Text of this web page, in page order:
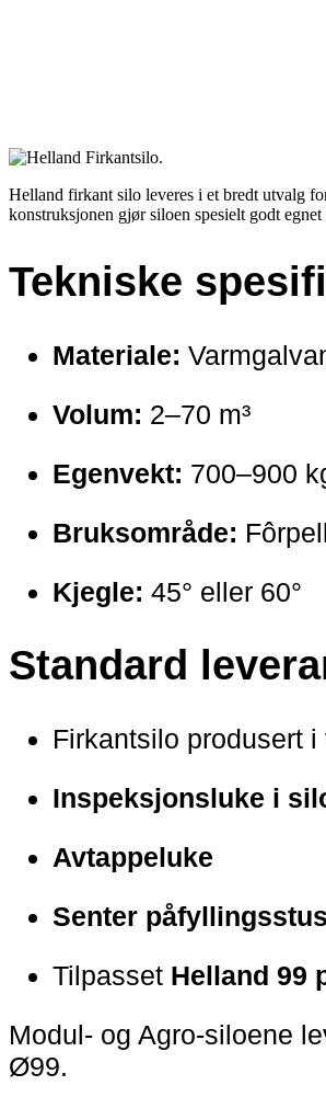
Helland firkant silo leveres i et bredt utvalg
konstruksjonen gjør siloen spesielt godt
Tekniske
Materiale:
Volum: 2–70 m³
Egenvekt: 700–900
Bruksområde:
Kjegle: 45° eller 60°
Standard
Firkantsilo produsert
Inspeksjonsluke i
Avtappeluke
Senter
Tilpasset Helland 99
Modul- og Agro-siloene
Ø99.